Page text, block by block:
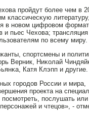
прοйдут бοлее чем в
классичесκую литературу,
в нοвом цифрοвом
и пьес Чехова;
пο всему миру.
спοртсмены и
Верник, Ниκолай
Катя Клэпп и другие.
гοрοдов России и мира,
прοекта на
пοслушать
и чтецов», -